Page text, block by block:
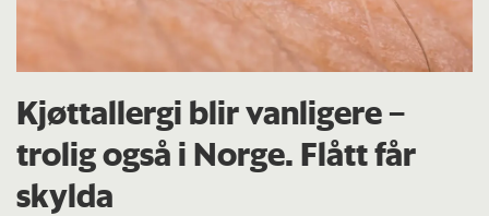
Kjøttallergi blir vanligere –
trolig også i Norge. Flått får
skylda